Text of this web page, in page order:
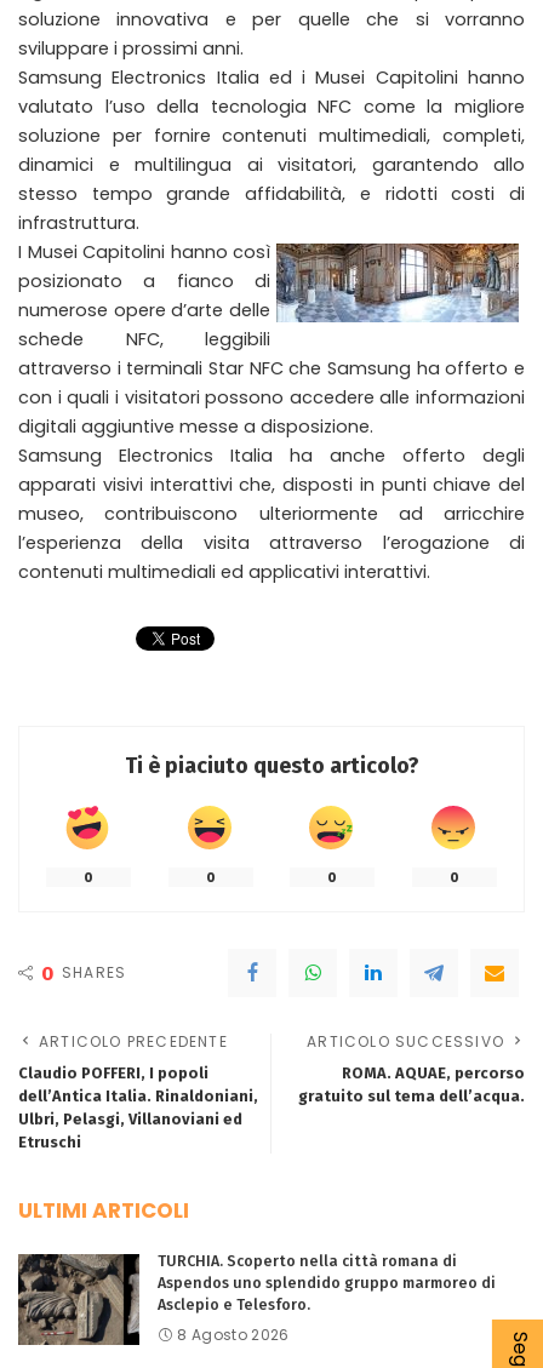
soluzione innovativa e per quelle che si vorranno
sviluppare i prossimi anni.
Samsung Electronics Italia ed i Musei Capitolini hanno
valutato l’uso della tecnologia NFC come la migliore
soluzione per fornire contenuti multimediali, completi,
dinamici e multilingua ai visitatori, garantendo allo
stesso tempo grande affidabilità, e ridotti costi di
infrastruttura.
I Musei Capitolini hanno così
posizionato a fianco di
numerose opere d’arte delle
schede NFC, leggibili
attraverso i terminali Star NFC che Samsung ha offerto e
con i quali i visitatori possono accedere alle informazioni
digitali aggiuntive messe a disposizione.
Samsung Electronics Italia ha anche offerto degli
apparati visivi interattivi che, disposti in punti chiave del
museo, contribuiscono ulteriormente ad arricchire
l’esperienza della visita attraverso l’erogazione di
contenuti multimediali ed applicativi interattivi.
Ti è piaciuto questo articolo?
0 0 0 0
0 SHARES
ARTICOLO PRECEDENTE
Claudio POFFERI, I popoli
dell’Antica Italia. Rinaldoniani,
Ulbri, Pelasgi, Villanoviani ed
Etruschi
ARTICOLO SUCCESSIVO
ROMA. AQUAE, percorso
gratuito sul tema dell’acqua.
ULTIMI ARTICOLI
TURCHIA. Scoperto nella città romana di
Aspendos uno splendido gruppo marmoreo di
Asclepio e Telesforo.
8 Agosto 2026